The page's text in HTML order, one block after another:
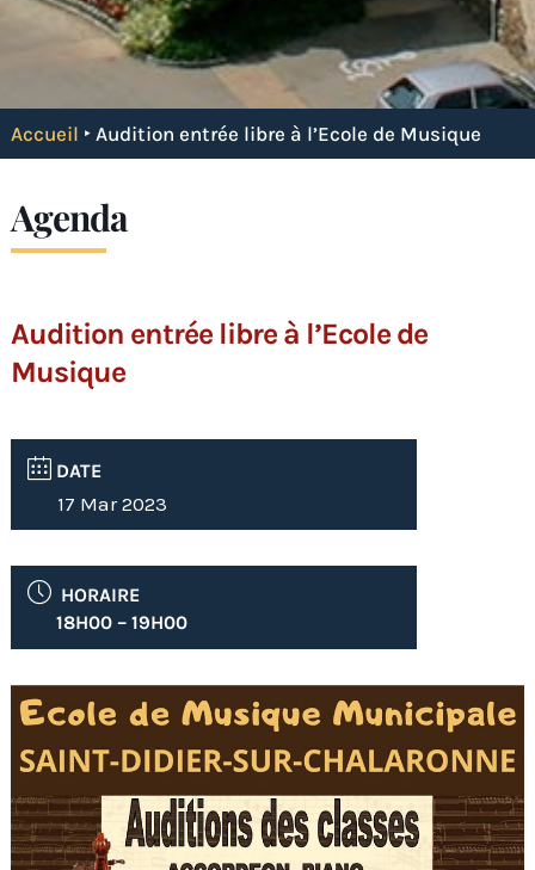
Accueil ‣ Audition entrée libre à l’Ecole de Musique
Agenda
Audition entrée libre à l’Ecole de
Musique
DATE
17 Mar 2023
HORAIRE
18H00 – 19H00